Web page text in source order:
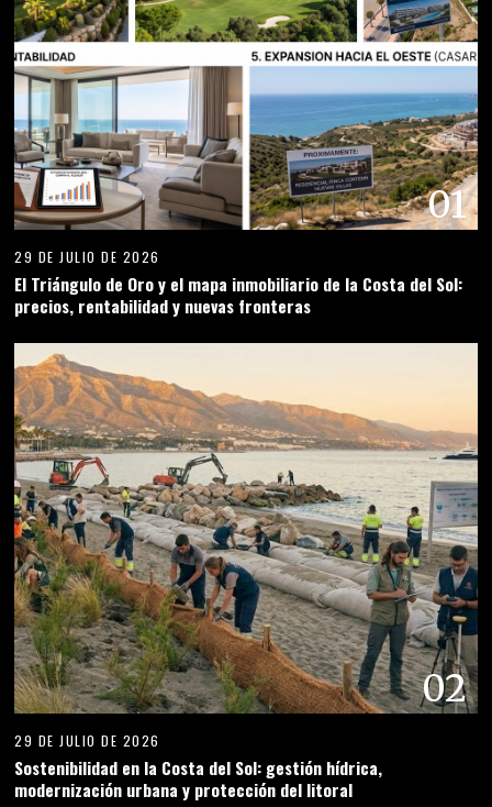
01
29 DE JULIO DE 2026
El Triángulo de Oro y el mapa inmobiliario de la Costa del Sol:
precios, rentabilidad y nuevas fronteras
02
29 DE JULIO DE 2026
Sostenibilidad en la Costa del Sol: gestión hídrica,
modernización urbana y protección del litoral